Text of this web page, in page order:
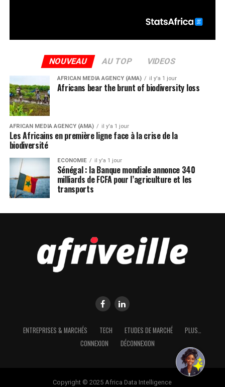
NOUVEAU AU TOP VIDEOS
AFRICAN MEDIA AGENCY (AMA) il y'a 1 jour
Africans bear the brunt of biodiversity loss
AFRICAN MEDIA AGENCY (AMA) il y'a 1 jour
Les Africains en première ligne face à la crise de la
biodiversité
ECONOMIE il y'a 1 jour
Sénégal : la Banque mondiale annonce 340
milliards de FCFA pour l’agriculture et les
transports
ENTREPRISES & MARCHÉS TECH ETUDES DE MARCHÉ
PLUS…
CONNEXION
DÉCONNEXION
Copyright © 2025 Africa Data Intelligence